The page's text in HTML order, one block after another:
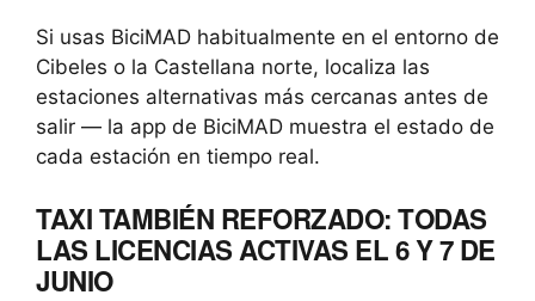
Si usas BiciMAD habitualmente en el entorno de
Cibeles o la Castellana norte, localiza las
estaciones alternativas más cercanas antes de
salir — la app de BiciMAD muestra el estado de
cada estación en tiempo real.
TAXI TAMBIÉN REFORZADO: TODAS
LAS LICENCIAS ACTIVAS EL 6 Y 7 DE
JUNIO